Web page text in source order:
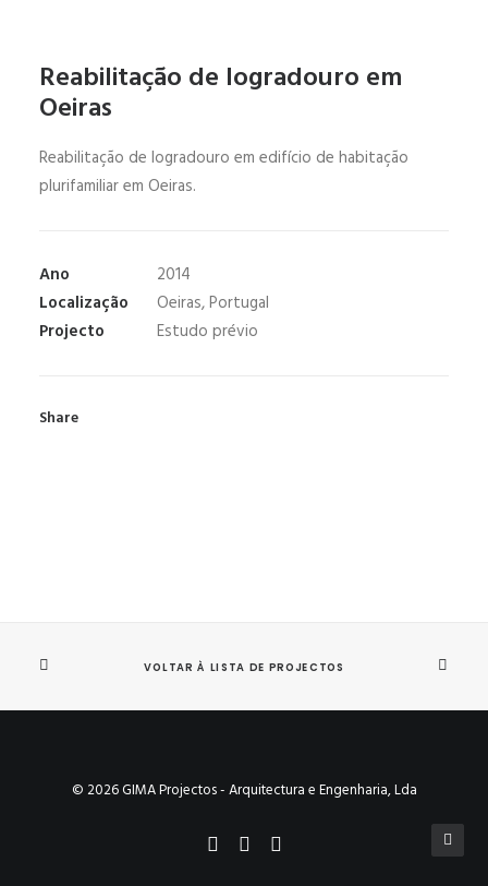
Reabilitação de logradouro em
Oeiras
Reabilitação de logradouro em edifício de habitação
plurifamiliar em Oeiras.
Ano
2014
Localização
Oeiras, Portugal
Projecto
Estudo prévio
Share
VOLTAR À LISTA DE PROJECTOS
© 2026 GIMA Projectos - Arquitectura e Engenharia, Lda